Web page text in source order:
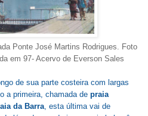
Ponte José Martins Rodrigues. Foto
em 97- Acervo de Everson Sales
de sua parte costeira com largas
a primeira, chamada de praia
da Barra , esta última vai de